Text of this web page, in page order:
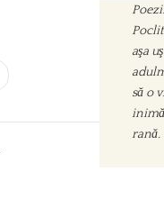
aşa
să o
rană.